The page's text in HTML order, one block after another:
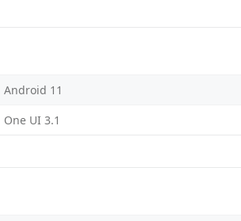
Android 11
One UI 3.1